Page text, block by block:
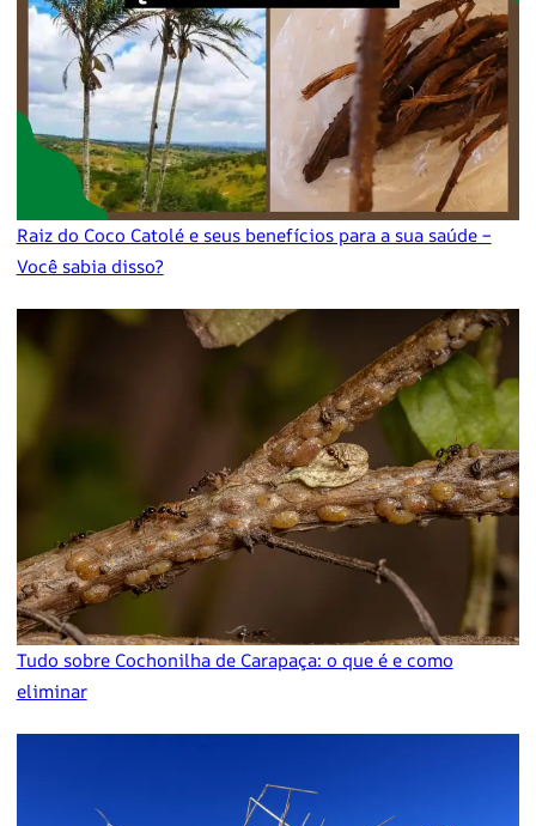
Raiz do Coco Catolé e seus benefícios para a sua saúde –
Você sabia disso?
Tudo sobre Cochonilha de Carapaça: o que é e como
eliminar